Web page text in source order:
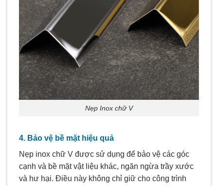
Nẹp Inox chữ V
4. Bảo vệ bề mặt hiệu quả
Nẹp inox chữ V được sử dụng để bảo vệ các góc
cạnh và bề mặt vật liệu khác, ngăn ngừa trầy xước
và hư hại. Điều này không chỉ giữ cho công trình